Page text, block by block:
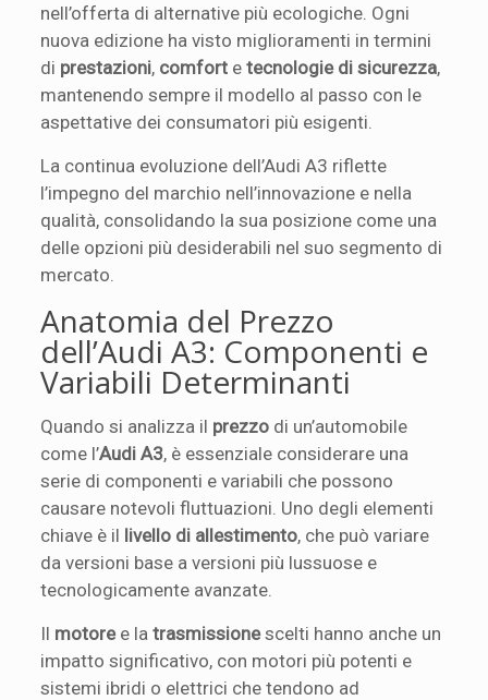
nell’offerta di alternative più ecologiche. Ogni
nuova edizione ha visto miglioramenti in termini
di prestazioni, comfort etecnologie di sicurezza,
mantenendo sempre il modello al passo con le
aspettative dei consumatori più esigenti.
La continua evoluzione dell’Audi A3 riflette
l’impegno del marchio nell’innovazione e nella
qualità, consolidando la sua posizione come una
delle opzioni più desiderabili nel suo segmento di
mercato.
Anatomia del Prezzo
dell’Audi A3: Componenti e
Variabili Determinanti
Quando si analizza il prezzo di un’automobile
come l’Audi A3, è essenziale considerare una
serie di componenti e variabili che possono
causare notevoli fluttuazioni. Uno degli elementi
chiave è il livello di allestimento, che può variare
da versioni base a versioni più lussuose e
tecnologicamente avanzate.
Il motoree latrasmissionescelti hanno anche un
impatto significativo, con motori più potenti e
sistemi ibridi o elettrici che tendono ad